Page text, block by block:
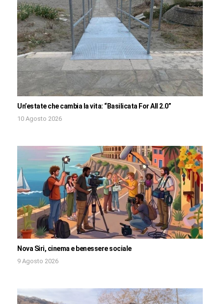
Un’estate che cambia la vita: “Basilicata For All 2.0”
10 Agosto 2026
Nova Siri, cinema e benessere sociale
9 Agosto 2026